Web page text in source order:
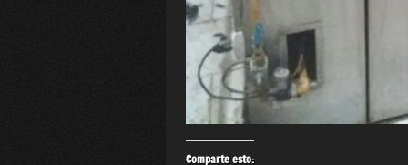
Comparte esto: